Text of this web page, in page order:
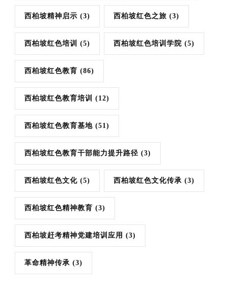
西柏坡精神启示 (3) 西柏坡红色之旅 (3)
西柏坡红色培训 (5) 西柏坡红色培训学院 (5)
西柏坡红色教育 (86)
西柏坡红色教育培训 (12)
西柏坡红色教育基地 (51)
西柏坡红色教育干部能力提升路径 (3)
西柏坡红色文化 (5) 西柏坡红色文化传承 (3)
西柏坡红色精神教育 (3)
西柏坡赶考精神党建培训应用 (3)
革命精神传承 (3)